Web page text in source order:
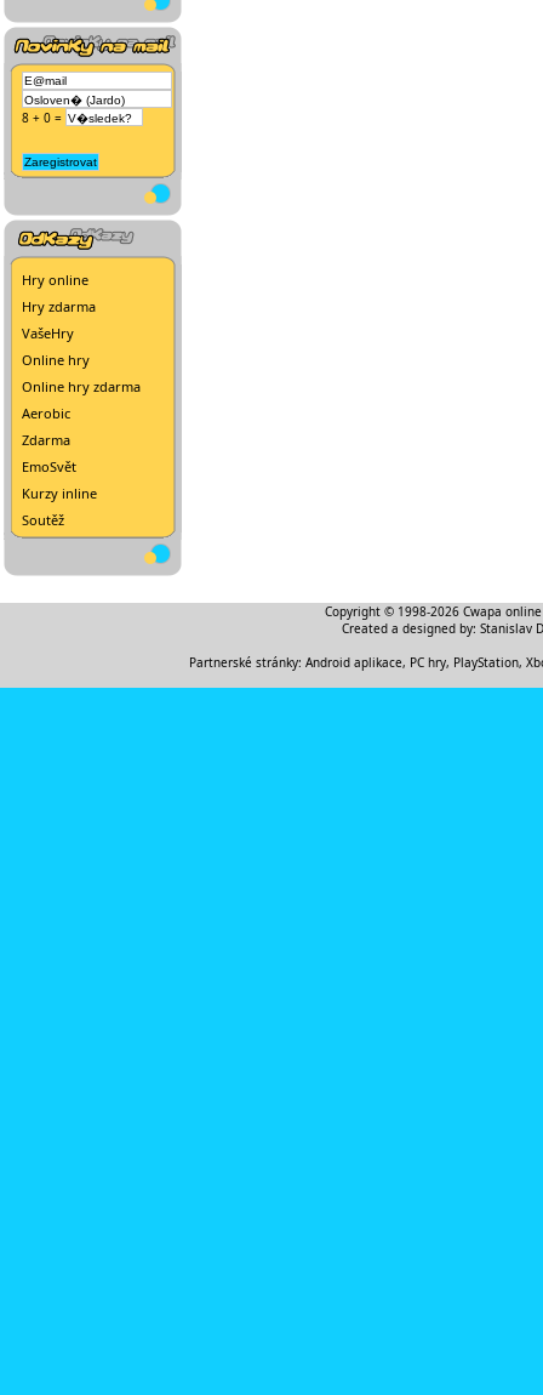
8 + 0 =
Hry online
Hry zdarma
VašeHry
Online hry
Online hry zdarma
Aerobic
Zdarma
EmoSvět
Kurzy inline
Soutěž
Copyright © 1998-2026 Cwapa
Created a designed by: Stanislav
Partnerské stránky: Android aplikace, PC hry, PlayStation,